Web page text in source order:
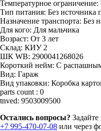
Температурное ограничение:
Тип питания: Без источника
Назначение транспорта: Без
Для кого: Для мальчика
Возраст: От 3 лет
Склад: КИУ 2
ШК WB: 2900041268026
Короткий нейм: С
Вид: Гараж
Вид упаковки: Коробка
parts count : 0
tnved: 9503009500
Остались вопросы?
+7 995-470-07-08 или через